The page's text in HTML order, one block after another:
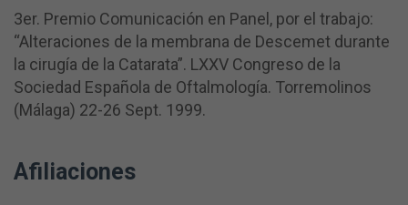
3er. Premio Comunicación en Panel, por el trabajo:
“Alteraciones de la membrana de Descemet durante
la cirugía de la Catarata”. LXXV Congreso de la
Sociedad Española de Oftalmología. Torremolinos
(Málaga) 22-26 Sept. 1999.
Afiliaciones